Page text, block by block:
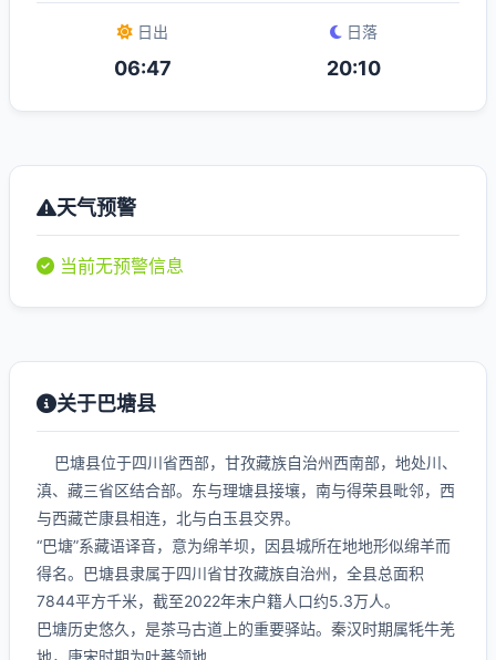
日出
06:47
日落
20:10
天气预警
当前无预警信息
关于巴塘县
巴塘县位于四川省西部，甘孜藏族自治州西南部，地处川、
滇、藏三省区结合部。东与理塘县接壤，南与得荣县毗邻，西
与西藏芒康县相连，北与白玉县交界。
“巴塘”系藏语译音，意为绵羊坝，因县城所在地地形似绵羊而
得名。巴塘县隶属于四川省甘孜藏族自治州，全县总面积
7844平方千米，截至2022年末户籍人口约5.3万人。
巴塘历史悠久，是茶马古道上的重要驿站。秦汉时期属牦牛羌
地，唐宋时期为吐蕃领地...